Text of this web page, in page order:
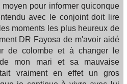
pour informer quiconque
avec le conjoint doit lire
moments les plus heureux de
DR Fayosa de m'avoir aidé
de colombe et à changer le
de mon mari et sa mauvaise
vraiment en effet un gros